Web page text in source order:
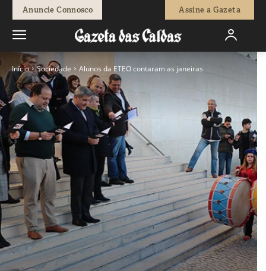
Anuncie Connosco Assine a Gazeta
Início Sociedade Alunos da ETEO contaram as janeiras